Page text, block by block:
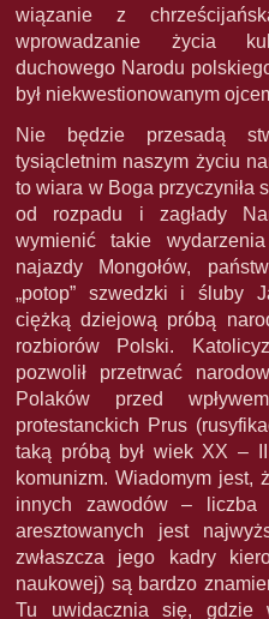
wiązanie z
wprowadzanie życia
duchowego Narodu
był niekwestionowanym
Nie będzie przesadą
tysiącletnim naszym życiu
to wiara w Boga przyczyniła
od rozpadu i zagłady
wymienić takie
najazdy Mongołów,
„potop” szwedzki i śluby
ciężką dziejową próbą
rozbiorów Polski.
pozwolił przetrwać
Polaków przed
protestanckich Prus
taką próbą był wiek XX –
komunizm. Wiadomym jest,
innych zawodów –
aresztowanych jest
zwłaszcza jego kadry
naukowej) są bardzo
Tu uwidacznia się, gdzie